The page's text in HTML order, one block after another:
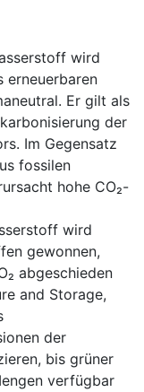
wird
erneuerbaren
Er gilt als
der
Im Gegensatz
fossilen
hohe CO₂-
wird
gewonnen,
abgeschieden
and Storage,
der
bis grüner
verfügbar